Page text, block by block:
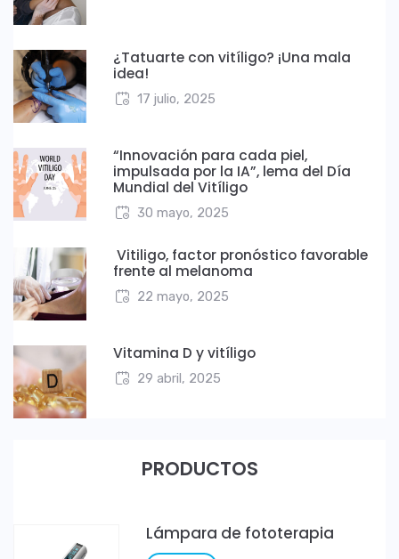
¿Tatuarte con vitíligo? ¡Una mala
idea!
17 julio, 2025
“Innovación para cada piel,
impulsada por la IA”, lema del Día
Mundial del Vitíligo
30 mayo, 2025
Vitiligo, factor pronóstico favorable
frente al melanoma
22 mayo, 2025
Vitamina D y vitíligo
29 abril, 2025
PRODUCTOS
Lámpara de fototerapia